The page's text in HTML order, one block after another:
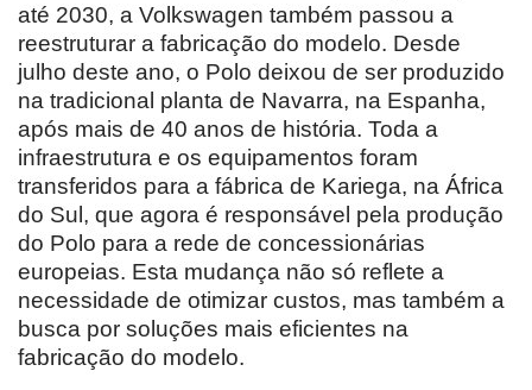
até 2030, a Volkswagen também passou a
reestruturar a fabricação do modelo. Desde
julho deste ano, o Polo deixou de ser produzido
na tradicional planta de Navarra, na Espanha,
após mais de 40 anos de história. Toda a
infraestrutura e os equipamentos foram
transferidos para a fábrica de Kariega, na África
do Sul, que agora é responsável pela produção
do Polo para a rede de concessionárias
europeias. Esta mudança não só reflete a
necessidade de otimizar custos, mas também a
busca por soluções mais eficientes na
fabricação do modelo.